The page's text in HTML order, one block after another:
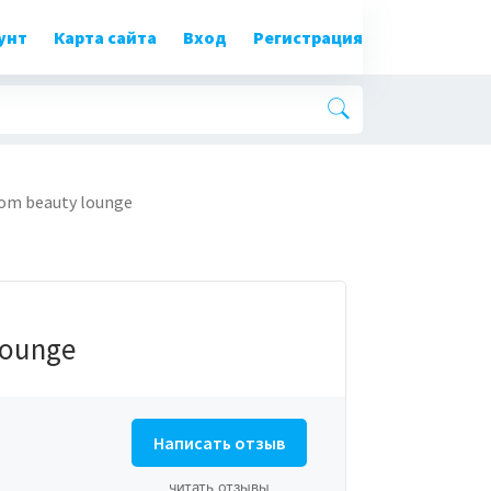
Карта сайта Вход Регистрация
beauty lounge
Написать отзыв
читать отзывы